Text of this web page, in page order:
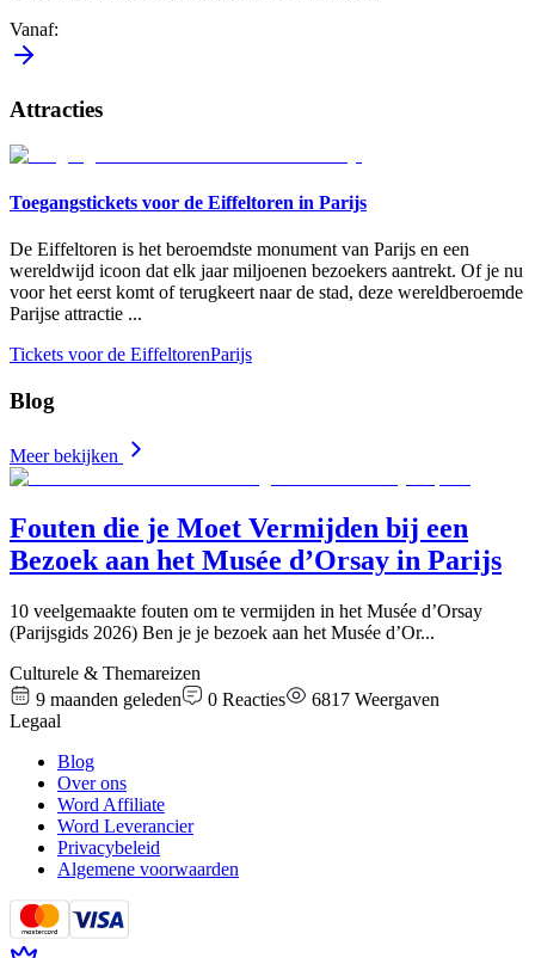
Vanaf:
Attracties
Toegangstickets voor de Eiffeltoren in Parijs
De Eiffeltoren is het beroemdste monument van Parijs en een
wereldwijd icoon dat elk jaar miljoenen bezoekers aantrekt. Of je nu
voor het eerst komt of terugkeert naar de stad, deze wereldberoemde
Parijse attractie ...
Tickets voor de EiffeltorenParijs
Blog
Meer bekijken
Fouten die je Moet Vermijden bij een
Bezoek aan het Musée d’Orsay in Parijs
10 veelgemaakte fouten om te vermijden in het Musée d’Orsay
(Parijsgids 2026) Ben je je bezoek aan het Musée d’Or...
Culturele & Themareizen
9 maanden geleden
0 Reacties 6817 Weergaven
Legaal
Blog
Over ons
Word Affiliate
Word Leverancier
Privacybeleid
Algemene voorwaarden